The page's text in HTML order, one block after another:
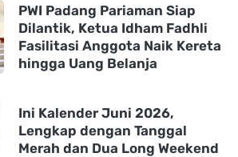
PWI Padang Pariaman Siap
Dilantik, Ketua Idham Fadhli
Fasilitasi Anggota Naik Kereta
hingga Uang Belanja
Ini Kalender Juni 2026,
Lengkap dengan Tanggal
Merah dan Dua Long Weekend